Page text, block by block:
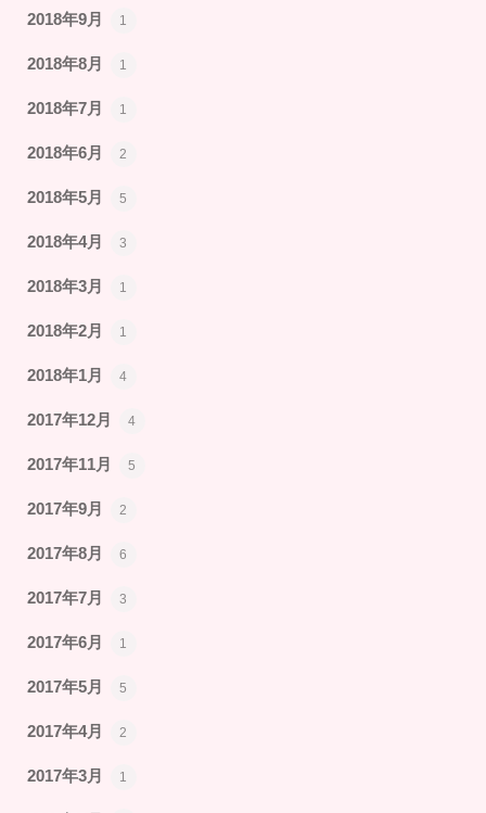
2018年9月 1
2018年8月 1
2018年7月 1
2018年6月 2
2018年5月 5
2018年4月 3
2018年3月 1
2018年2月 1
2018年1月 4
2017年12月 4
2017年11月 5
2017年9月 2
2017年8月 6
2017年7月 3
2017年6月 1
2017年5月 5
2017年4月 2
2017年3月 1